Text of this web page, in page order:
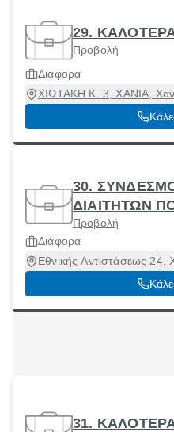
29.
Προβολή
Διάφορα
ΧΙΩΤΑΚΗ Κ. 3, ΧΑΝΙΑ,
30.
ΔΙΑΙΤΗΤΩΝ
Προβολή
Διάφορα
Εθνικής Αντιστάσεως 24,
31.